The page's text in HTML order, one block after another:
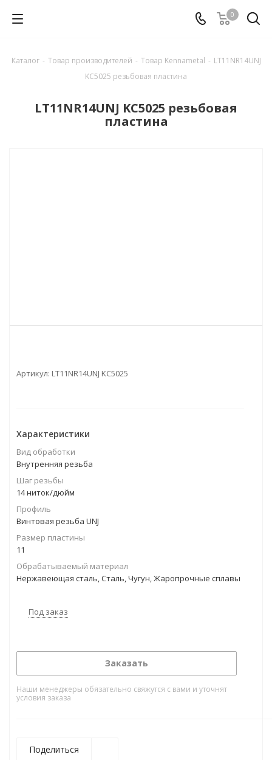
0
Каталог - Товар производителей - Товар Kennametal - LT11NR14UNJ
KC5025 резьбовая пластина
LT11NR14UNJ KC5025 резьбовая
пластина
Артикул: LT11NR14UNJ KC5025
Характеристики
Вид обработки
Внутренняя резьба
Шаг резьбы
14 ниток/дюйм
Профиль
Винтовая резьба UNJ
Размер пластины
11
Обрабатываемый материал
Нержавеющая сталь, Сталь, Чугун, Жаропрочные сплавы
Под заказ
Заказать
Наши менеджеры обязательно свяжутся с вами и уточнят
условия заказа
Поделиться